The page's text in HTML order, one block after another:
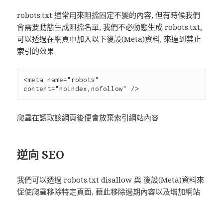
robots.txt 通常用來阻擋固定不變的內容, 但有時候我們
會需要動態生成阻擋名單, 我們不必動態生成 robots.txt,
可以透過在網頁中加入以下後設(Meta)資料, 來達到禁止
索引的效果
<meta name="robots"
爬蟲在讀取該網頁後便會放棄索引網站內容
逆向 SEO
我們可以透過 robots.txt disallow 與 後設(Meta)資料來
促使爬蟲移除特定頁面, 藉此移除過期內容以及增加網站